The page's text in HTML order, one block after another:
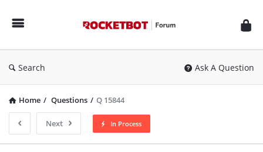
Forum
Search Ask A Question
Home / Questions / Q 15844
Next In Process